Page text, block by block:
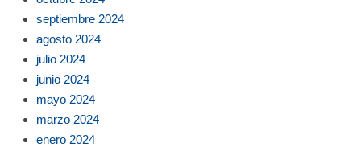
septiembre 2024
agosto 2024
julio 2024
junio 2024
mayo 2024
marzo 2024
enero 2024